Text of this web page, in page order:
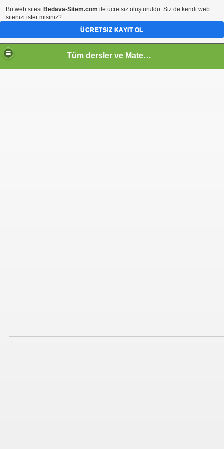
Tüm dersler ve Matematik
Bu web sitesi Bedava-Sitem.com ile ücretsiz oluşturuldu. Siz de kendi web
sitenizi ister misiniz?
ÜCRETSIZ KAYIT OL